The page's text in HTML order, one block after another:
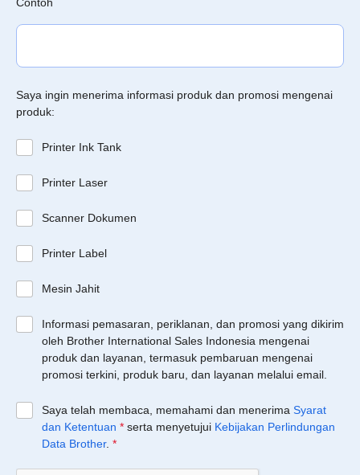
Saya ingin menerima informasi produk dan promosi mengenai
produk:
Printer Ink Tank
Printer Laser
Scanner Dokumen
Printer Label
Mesin Jahit
Informasi pemasaran, periklanan, dan promosi yang dikirim
oleh Brother International Sales Indonesia mengenai
produk dan layanan, termasuk pembaruan mengenai
promosi terkini, produk baru, dan layanan melalui email.
Saya telah membaca, memahami dan menerima Syarat
dan Ketentuan * serta menyetujui Kebijakan Perlindungan
Data Brother. *